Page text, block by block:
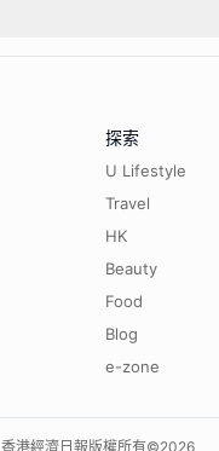
探索
U Lifestyle
Travel
HK
Beauty
Food
Blog
e-zone
香港經濟日報版權所有©2026